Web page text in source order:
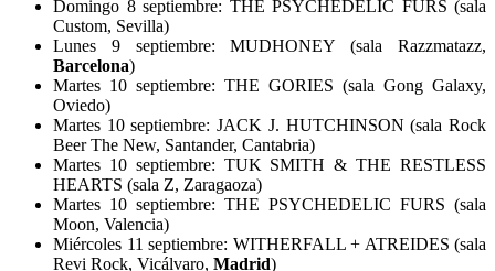
Domingo 8 septiembre: THE PSYCHEDELIC FURS (sala
Custom, Sevilla)
Lunes 9 septiembre: MUDHONEY (sala Razzmatazz,
Barcelona)
Martes 10 septiembre: THE GORIES (sala Gong Galaxy,
Oviedo)
Martes 10 septiembre: JACK J. HUTCHINSON (sala Rock
Beer The New, Santander, Cantabria)
Martes 10 septiembre: TUK SMITH & THE RESTLESS
HEARTS (sala Z, Zaragaoza)
Martes 10 septiembre: THE PSYCHEDELIC FURS (sala
Moon, Valencia)
Miércoles 11 septiembre: WITHERFALL + ATREIDES (sala
Revi Rock, Vicálvaro, Madrid)